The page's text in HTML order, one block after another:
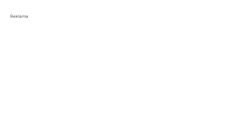
Reklama